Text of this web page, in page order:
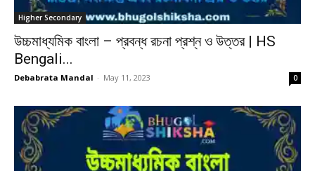
Higher Secondary
উচ্চমাধ্যমিক বাংলা – প্রবন্ধ রচনা প্রশ্ন ও উত্তর | HS
Bengali...
Debabrata Mandal - May 11, 2023 0